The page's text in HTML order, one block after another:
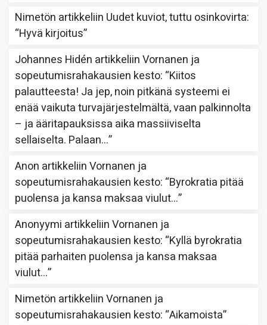
Nimetön artikkeliin Uudet kuviot, tuttu osinkovirta:
“Hyvä kirjoitus”
Johannes Hidén artikkeliinVornanen ja
sopeutumisrahakausien kesto: “Kiitos
palautteesta! Ja jep, noin pitkänä systeemi ei
enää vaikuta turvajärjestelmältä, vaan palkinnolta
– ja ääritapauksissa aika massiiviselta
sellaiselta. Palaan…”
Anon artikkeliinVornanen ja
sopeutumisrahakausien kesto: “Byrokratia pitää
puolensa ja kansa maksaa viulut…”
Anonyymi artikkeliinVornanen ja
sopeutumisrahakausien kesto: “Kyllä byrokratia
pitää parhaiten puolensa ja kansa maksaa
viulut…”
Nimetön artikkeliinVornanen ja
sopeutumisrahakausien kesto: “Aikamoista”